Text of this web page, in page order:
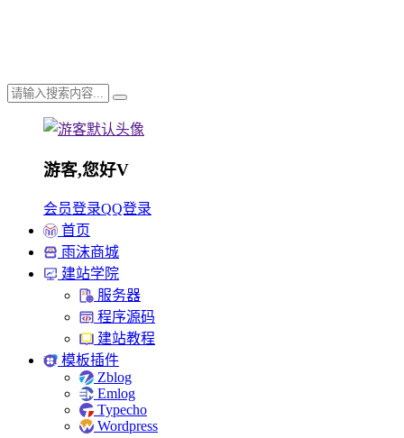
游客,您好V
会员登录QQ登录
首页
雨沫商城
建站学院
服务器
程序源码
建站教程
模板插件
Zblog
Emlog
Typecho
Wordpress